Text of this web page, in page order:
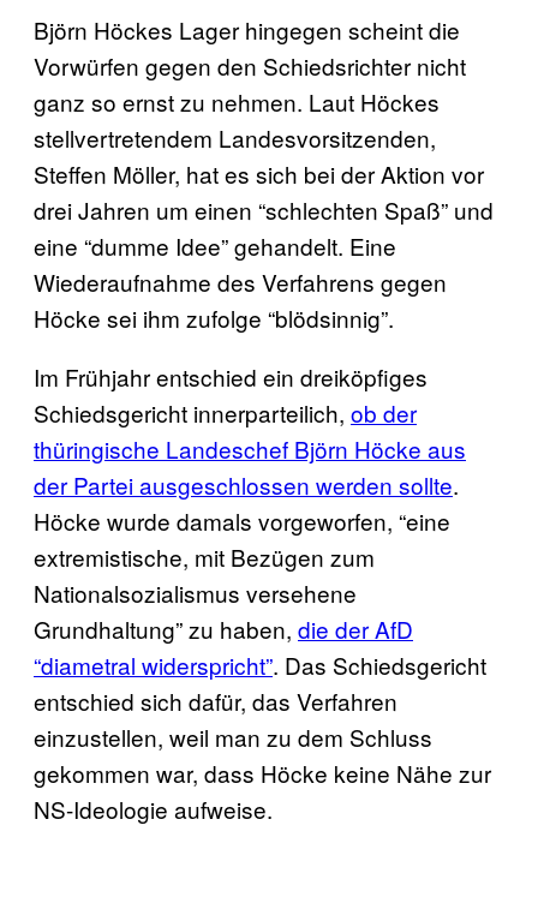
Björn Höckes Lager hingegen scheint die
Vorwürfen gegen den Schiedsrichter nicht
ganz so ernst zu nehmen. Laut Höckes
stellvertretendem Landesvorsitzenden,
Steffen Möller, hat es sich bei der Aktion vor
drei Jahren um einen “schlechten Spaß” und
eine “dumme Idee” gehandelt. Eine
Wiederaufnahme des Verfahrens gegen
Höcke sei ihm zufolge “blödsinnig”.
Im Frühjahr entschied ein dreiköpfiges
Schiedsgericht innerparteilich, ob der
thüringische Landeschef Björn Höcke aus
der Partei ausgeschlossen werden sollte.
Höcke wurde damals vorgeworfen, “eine
extremistische, mit Bezügen zum
Nationalsozialismus versehene
Grundhaltung” zu haben, die der AfD
“diametral widerspricht”. Das Schiedsgericht
entschied sich dafür, das Verfahren
einzustellen, weil man zu dem Schluss
gekommen war, dass Höcke keine Nähe zur
NS-Ideologie aufweise.